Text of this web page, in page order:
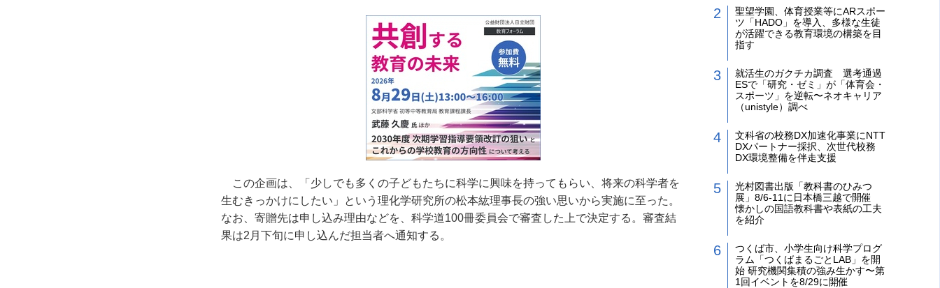
この企画は、「少しでも多くの子どもたちに科学に興味を持ってもらい、将来の科学者を
生むきっかけにしたい」という理化学研究所の松本紘理事長の強い思いから実施に至った。
なお、寄贈先は申し込み理由などを、科学道100冊委員会で審査した上で決定する。審査結
果は2月下旬に申し込んだ担当者へ通知する。
聖望学園、体育授業等にARスポー
ツ「HADO」を導入、多様な生徒
が活躍できる教育環境の構築を目
指す
就活生のガクチカ調査 選考通過
ESで「研究・ゼミ」が「体育会・
スポーツ」を逆転〜ネオキャリア
（unistyle）調べ
文科省の校務DX加速化事業にNTT
DXパートナー採択、次世代校務
DX環境整備を伴走支援
光村図書出版「教科書のひみつ
展」8/6-11に日本橋三越で開催
懐かしの国語教科書や表紙の工夫
を紹介
つくば市、小学生向け科学プログ
ラム「つくばまるごとLAB」を開
始 研究機関集積の強み生かす〜第
1回イベントを8/29に開催